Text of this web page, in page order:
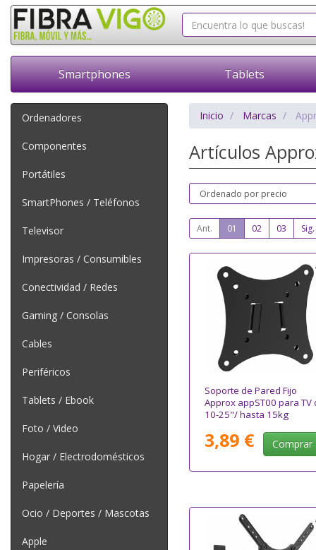
Smartphones Tablets
Ordenadores
Componentes
Portátiles
SmartPhones / Teléfonos
Televisor
Impresoras / Consumibles
Conectividad / Redes
Gaming / Consolas
Cables
Periféricos
Tablets / Ebook
Foto / Video
Hogar / Electrodomésticos
Papelería
Ocio / Deportes / Mascotas
Apple
Inicio Marcas
Artículos
Ant. 01 02 03 Sig.
Soporte de Pared Fijo
Approx appST00 para TV
10-25"/ hasta 15kg
3,89 € Comprar